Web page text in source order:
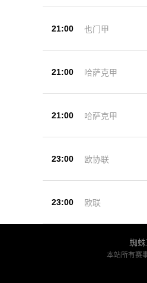
21:00 也门甲
21:00 哈萨克甲
21:00 哈萨克甲
23:00 欧协联
23:00 欧联
蜘
本站所有赛